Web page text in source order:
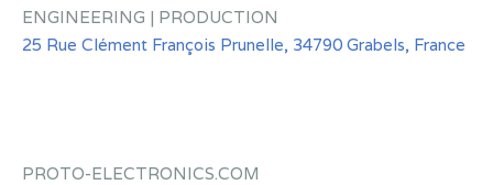
ENGINEERING | PRODUCTION
25 Rue Clément François Prunelle, 34790 Grabels, France
PROTO-ELECTRONICS.COM